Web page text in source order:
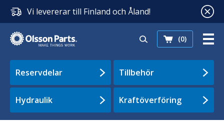
Vi levererar till Finland och Åland!
(0)
Reservdelar Tillbehör
Hydraulik Kraftöverföring